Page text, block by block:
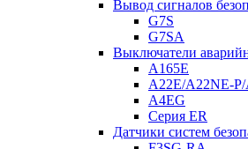
Вывод сигналов
G7S
G7SA
Выключатели
A165E
A22E/A22NE-
A4EG
Серия ER
Датчики систем